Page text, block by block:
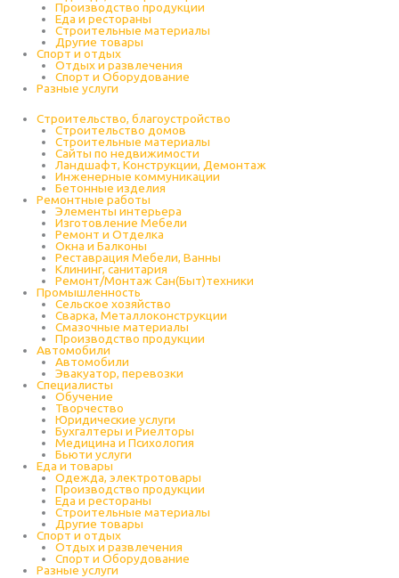
Производство продукции
Еда и рестораны
Строительные материалы
Другие товары
Спорт и отдых
Отдых и развлечения
Спорт и Оборудование
Разные услуги
Строительство, благоустройство
Строительство домов
Строительные материалы
Сайты по недвижимости
Ландшафт, Конструкции, Демонтаж
Инженерные коммуникации
Бетонные изделия
Ремонтные работы
Элементы интерьера
Изготовление Мебели
Ремонт и Отделка
Окна и Балконы
Реставрация Мебели, Ванны
Клининг, санитария
Ремонт/Монтаж Сан(Быт)техники
Промышленность
Cельское хозяйство
Сварка, Металлоконструкции
Cмазочные материалы
Производство продукции
Автомобили
Автомобили
Эвакуатор, перевозки
Специалисты
Обучение
Творчество
Юридические услуги
Бухгалтеры и Риелторы
Медицина и Психология
Бьюти услуги
Еда и товары
Одежда, электротовары
Производство продукции
Еда и рестораны
Строительные материалы
Другие товары
Спорт и отдых
Отдых и развлечения
Спорт и Оборудование
Разные услуги